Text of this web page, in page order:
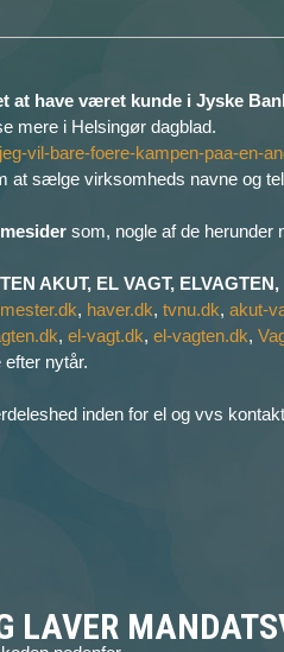
at have været kunde i Jyske
mere i Helsingør dagblad.
vil-bare-foere-kampen-paa-en-
at sælge virksomheds navne og
som, nogle af de herunder
AKUT, EL VAGT,
, haver.dk, tvnu.dk, akut-
, el-vagt.dk, el-vagten.dk,
efter nytår.
inden for el og vvs
LAVER